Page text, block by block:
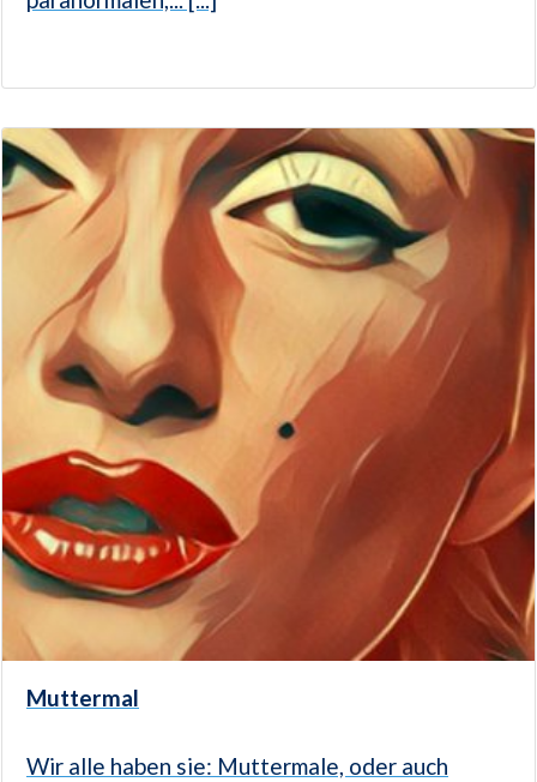
Muttermal
Wir alle haben sie: Muttermale, oder auch